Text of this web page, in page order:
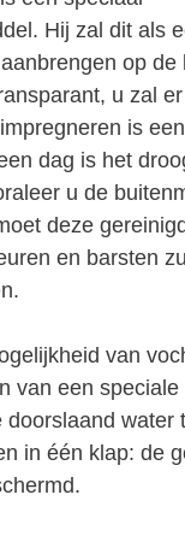
Hij zal dit als
op de
u zal
is
dag is het
u de
deze
en barsten
van
van een
doorslaand water
in één klap: de